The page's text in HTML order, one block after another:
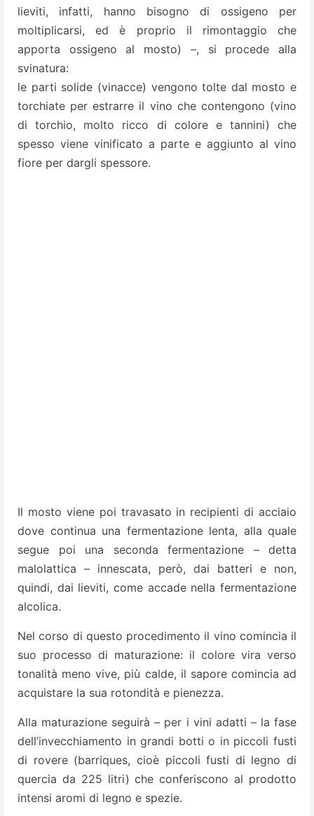
lieviti, infatti, hanno bisogno di ossigeno per
moltiplicarsi, ed è proprio il rimontaggio che
apporta ossigeno al mosto) –, si procede alla
svinatura:
le parti solide (vinacce) vengono tolte dal mosto e
torchiate per estrarre il vino che contengono (vino
di torchio, molto ricco di colore e tannini) che
spesso viene vinificato a parte e aggiunto al vino
fiore per dargli spessore.
Il mosto viene poi travasato in recipienti di acciaio
dove continua una fermentazione lenta, alla quale
segue poi una seconda fermentazione – detta
malolattica – innescata, però, dai batteri e non,
quindi, dai lieviti, come accade nella fermentazione
alcolica.
Nel corso di questo procedimento il vino comincia il
suo processo di maturazione: il colore vira verso
tonalità meno vive, più calde, il sapore comincia ad
acquistare la sua rotondità e pienezza.
Alla maturazione seguirà – per i vini adatti – la fase
dell’invecchiamento in grandi botti o in piccoli fusti
di rovere (barriques, cioè piccoli fusti di legno di
quercia da 225 litri) che conferiscono al prodotto
intensi aromi di legno e spezie.